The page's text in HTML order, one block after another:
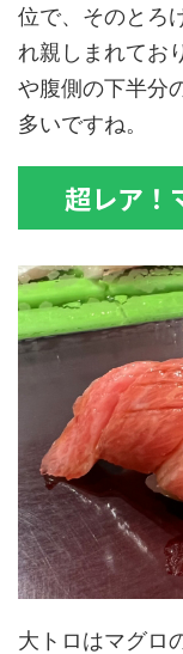
位で、そのとろ
れ親しまれてお
や腹側の下半分
多いですね。
超レア！
大トロはマグロ